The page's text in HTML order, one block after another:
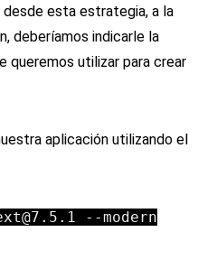
esta estrategia, a la
deberíamos indicarle la
queremos utilizar para crear
aplicación utilizando el
.5 .1 --modern